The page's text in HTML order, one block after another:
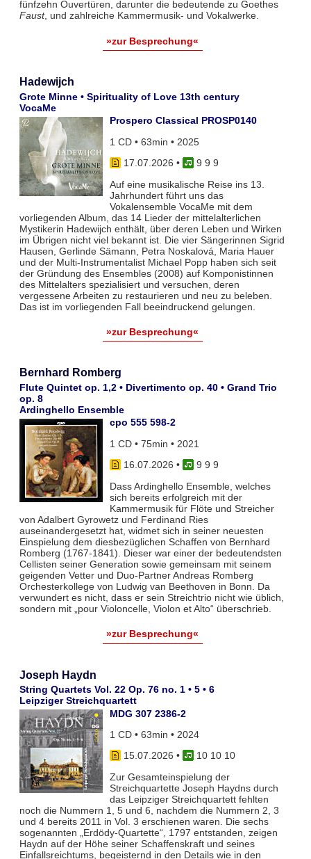
fünfzehn Ouvertüren, darunter die bedeutende zu Goethes
Faust, und zahlreiche Kammermusik- und Vokalwerke.
»zur Besprechung«
Hadewijch
Grote Minne • Spirituality of Love 13th century
VocaMe
Prospero Classical PROSP0140
1 CD • 63min • 2025
17.07.2026 •
9 9 9
Auf eine musikalische Reise ins 13.
Jahrhundert führt uns das
Vokalensemble VocaMe mit dem
vorliegenden Album, das 14 Lieder der mittelalterlichen
Mystikerin Hadewijch enthält, über deren Leben und Wirken
im Übrigen nicht viel bekannt ist. Die vier Sängerinnen Sigrid
Hausen, Gerlinde Sämann, Petra Noskalová, Maria Hauer
und der Multi-Instrumentalist Michael Popp haben sich seit
der Gründung des Ensembles (2008) auf Komponistinnen
des Mittelalters spezialisiert und versuchen, deren
vergessene Arbeiten zu restaurieren und neu zu beleben.
Das ist im vorliegenden Fall beeindruckend gelungen.
»zur Besprechung«
Bernhard Romberg
Flute Quintet op. 1,2 • Divertimento op. 40 • Grand Trio
op. 8
Ardinghello Ensemble
cpo 555 598-2
1 CD • 75min • 2021
16.07.2026 •
9 9 9
Dass Ardinghello Ensemble, welches
sich bereits erfolgreich mit der
Kammermusik für Flöte und Streicher
von Adalbert Gyrowetz und Ferdinand Ries
auseinandergesetzt hat, widmet sich in seiner neuesten
Einspielung dem diesbezüglichen Schaffen von Bernhard
Romberg (1767-1841). Dieser war einer der bedeutendsten
Cellisten seiner Generation sowie gemeinsam mit seinem
geigenden Vetter und Duo-Partner Andreas Romberg
Orchesterkollege von Ludwig van Beethoven in Bonn. Da
verwundert es nicht, dass er sein Streichtrio nicht wie üblich,
sondern mit „pour Violoncelle, Violon et Alto“ überschrieb.
»zur Besprechung«
Joseph Haydn
String Quartets Vol. 22 Op. 76 no. 1 • 5 • 6
Leipziger Streichquartett
MDG 307 2386-2
1 CD • 63min • 2024
15.07.2026 •
10 10 10
Zur Gesamteinspielung der
Streichquartette Joseph Haydns durch
das Leipziger Streichquartett fehlten
noch die Nummern 1, 5 und 6, nachdem die Nummern 2, 3
und 4 bereits 2011 in Vol. 3 erschienen waren. Die sechs
sogenannten „Erdödy-Quartette“, 1797 entstanden, zeigen
Haydn auf der Höhe seiner Schaffenskraft und seines
Einfallsreichtums, begeisternd in den Details wie in den